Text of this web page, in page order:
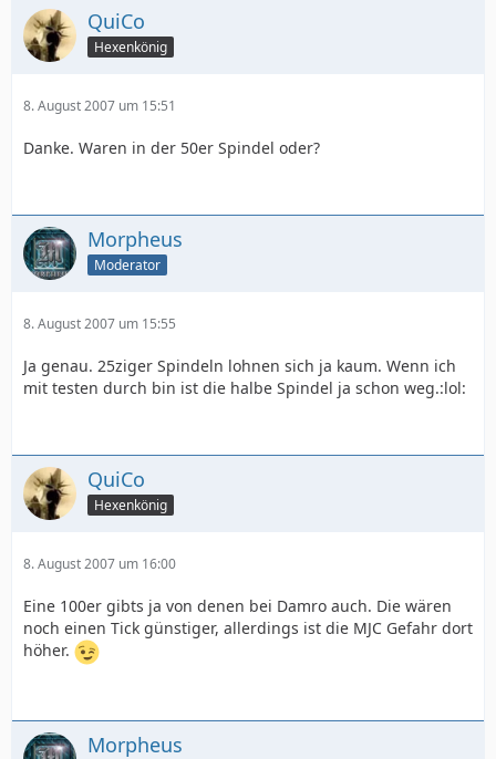
QuiCo
Hexenkönig
8. August 2007 um 15:51
Danke. Waren in der 50er Spindel oder?
Morpheus
Moderator
8. August 2007 um 15:55
Ja genau. 25ziger Spindeln lohnen sich ja kaum. Wenn ich
mit testen durch bin ist die halbe Spindel ja schon weg.:lol:
QuiCo
Hexenkönig
8. August 2007 um 16:00
Eine 100er gibts ja von denen bei Damro auch. Die wären
noch einen Tick günstiger, allerdings ist die MJC Gefahr dort
höher.
Morpheus